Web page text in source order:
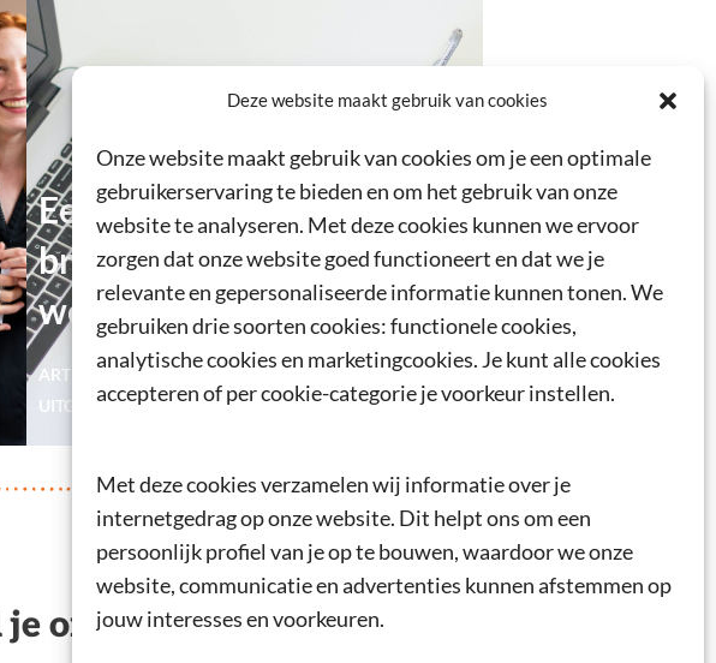
Deze website maakt gebruik van cookies
Onze website maakt gebruik van cookies om je een optimale
gebruikerservaring te bieden en om het gebruik van onze
website te analyseren. Met deze cookies kunnen we ervoor
zorgen dat onze website goed functioneert en dat we je
relevante en gepersonaliseerde informatie kunnen tonen. We
gebruiken drie soorten cookies: functionele cookies,
analytische cookies en marketingcookies. Je kunt alle cookies
accepteren of per cookie-categorie je voorkeur instellen.
Met deze cookies verzamelen wij informatie over je
internetgedrag op onze website. Dit helpt ons om een
persoonlijk profiel van je op te bouwen, waardoor we onze
website, communicatie en advertenties kunnen afstemmen op
jouw interesses en voorkeuren.
Een lesje basis
brandveiligheid: 5
webinars
ARTIKELEN, BRANDVEILIGHEID,FAVORIETEN,OVERIG,
UITGELICHT,VOOR ORGANISATIES,VOOR TALENTEN
ons!